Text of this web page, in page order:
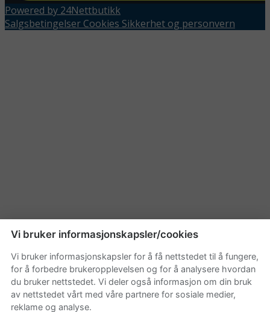
Powered by 24Nettbutikk
Salgsbetingelser Cookies Sikkerhet og personvern
Vi bruker informasjonskapsler/cookies
Vi bruker informasjonskapsler for å få nettstedet til å fungere,
for å forbedre brukeropplevelsen og for å analysere hvordan
du bruker nettstedet. Vi deler også informasjon om din bruk
av nettstedet vårt med våre partnere for sosiale medier,
reklame og analyse.